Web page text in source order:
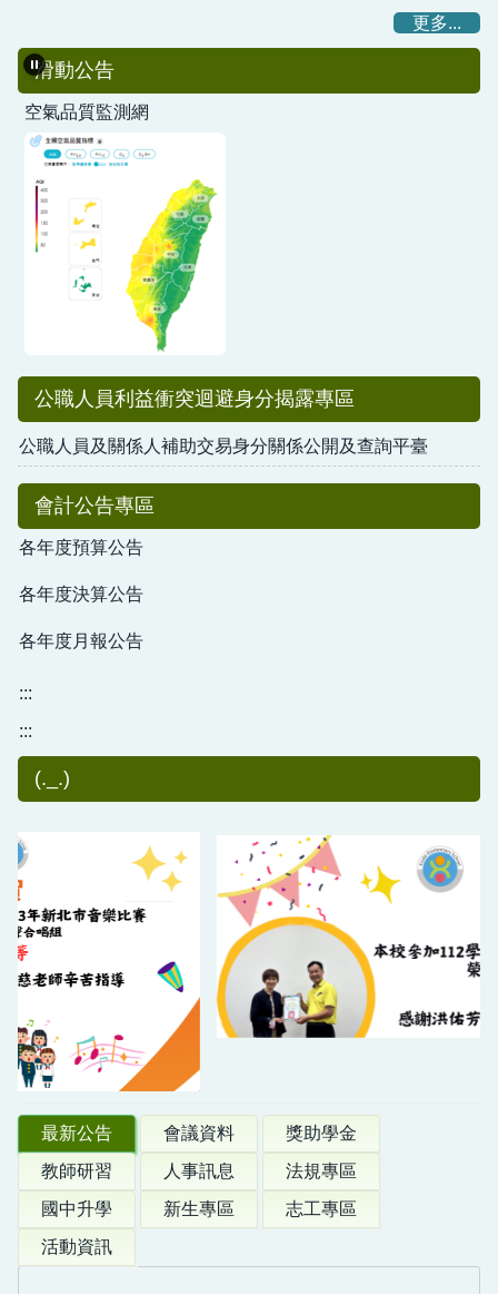
更多...
滑動公告
空氣品質監測網
公職人員利益衝突迴避身分揭露專區
公職人員及關係人補助交易身分關係公開及查詢平臺
會計公告專區
各年度預算公告
各年度決算公告
各年度月報公告
:::
:::
(._.)
最新公告 會議資料
獎助學金
教師研習
人事訊息
法規專區
國中升學
新生專區
志工專區
活動資訊